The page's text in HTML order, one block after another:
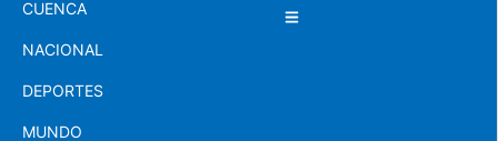
CUENCA
NACIONAL
DEPORTES
MUNDO